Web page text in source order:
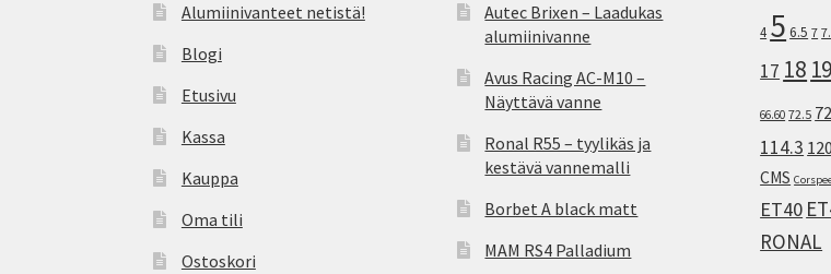
Alumiinivanteet netistä!
Blogi
Etusivu
Kassa
Kauppa
Oma tili
Ostoskori
Autec Brixen – Laadukas
alumiinivanne
Avus Racing AC-M10 –
Näyttävä vanne
Ronal R55 – tyylikäs ja
kestävä vannemalli
Borbet A black matt
MAM RS4 Palladium
4 5 6.5 7
17 18 19
66.60 72.5
114.3 120
CMS
ET40
RONAL